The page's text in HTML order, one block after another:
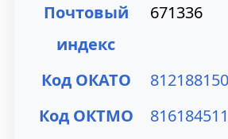
Почтовый
индекс
671336
Код ОКАТО
Код ОКТМО